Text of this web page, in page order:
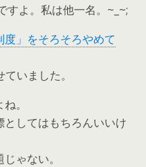
よ。私は他一名。~_~;
」をそろそろやめて
いました。
。
してはもちろんいいけ
ゃない。